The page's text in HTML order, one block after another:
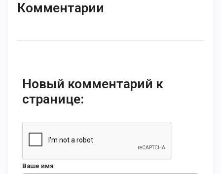
Комментарии
Новый комментарий к
странице:
Ваше имя